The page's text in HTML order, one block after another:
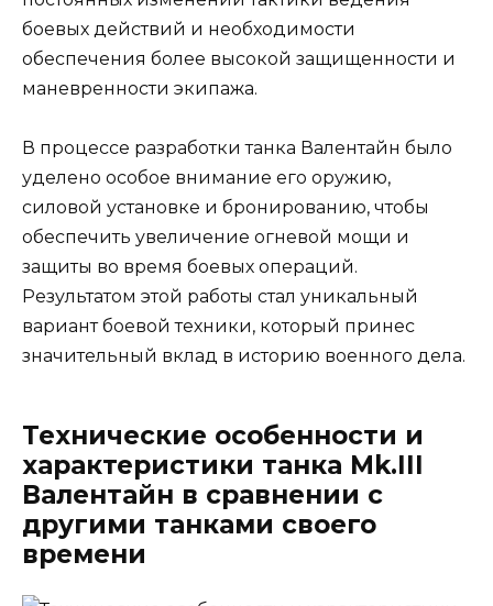
боевых действий и необходимости
обеспечения более высокой защищенности и
маневренности экипажа.
В процессе разработки танка Валентайн было
уделено особое внимание его оружию,
силовой установке и бронированию, чтобы
обеспечить увеличение огневой мощи и
защиты во время боевых операций.
Результатом этой работы стал уникальный
вариант боевой техники, который принес
значительный вклад в историю военного дела.
Технические особенности и
характеристики танка Mk.III
Валентайн в сравнении с
другими танками своего
времени